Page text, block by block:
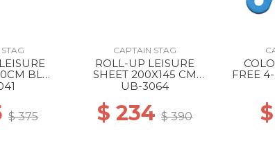
BLUE
$ 375
CAPTAIN STAG
ROLL-UP LEISURE
SHEET 200X145 CM
VINTAGE GREEN
UB-3064
$ 234$ 390
FREE